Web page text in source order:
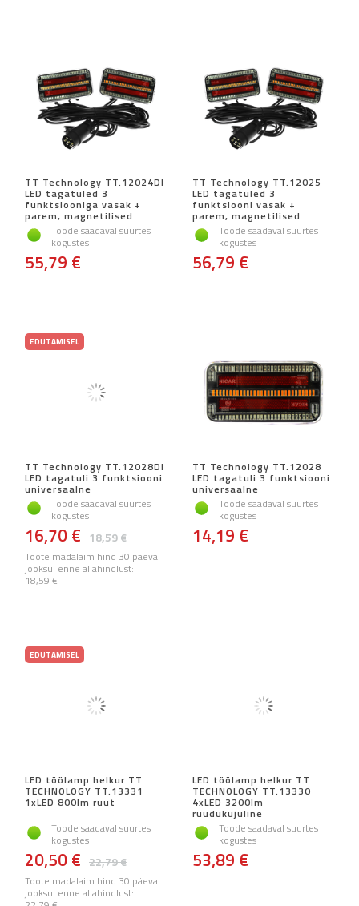
TT Technology TT.12024DI
LED tagatuled 3
funktsiooniga vasak +
parem, magnetilised
Toode saadaval suurtes
kogustes
55,79 €
TT Technology TT.12025
LED tagatuled 3
funktsiooni vasak +
parem, magnetilised
Toode saadaval suurtes
kogustes
56,79 €
EDUTAMISEL
TT Technology TT.12028DI
LED tagatuli 3 funktsiooni
universaalne
Toode saadaval suurtes
kogustes
18,59 €
16,70 €
Toote madalaim hind 30 päeva
jooksul enne allahindlust:
18,59 €
TT Technology TT.12028
LED tagatuli 3 funktsiooni
universaalne
Toode saadaval suurtes
kogustes
14,19 €
EDUTAMISEL
LED töölamp helkur TT
TECHNOLOGY TT.13331
1xLED 800lm ruut
Toode saadaval suurtes
kogustes
22,79 €
20,50 €
Toote madalaim hind 30 päeva
jooksul enne allahindlust:
LED töölamp helkur TT
TECHNOLOGY TT.13330
4xLED 3200lm
ruudukujuline
Toode saadaval suurtes
kogustes
53,89 €